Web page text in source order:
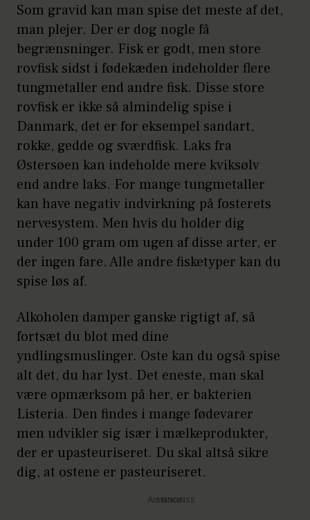
Som gravid kan man spise det meste af det,
man plejer. Der er dog nogle få
begrænsninger. Fisk er godt, men store
rovfisk sidst i fødekæden indeholder flere
tungmetaller end andre fisk. Disse store
rovfisk er ikke så almindelig spise i
Danmark, det er for eksempel sandart,
rokke, gedde og sværdfisk. Laks fra
Østersøen kan indeholde mere kviksølv
end andre laks. For mange tungmetaller
kan have negativ indvirkning på fosterets
nervesystem. Men hvis du holder dig
under 100 gram om ugen af disse arter, er
der ingen fare. Alle andre fisketyper kan du
spise løs af.
Alkoholen damper ganske rigtigt af, så
fortsæt du blot med dine
yndlingsmuslinger. Oste kan du også spise
alt det, du har lyst. Det eneste, man skal
være opmærksom på her, er bakterien
Listeria. Den findes i mange fødevarer
men udvikler sig især i mælkeprodukter,
der er upasteuriseret. Du skal altså sikre
dig, at ostene er pasteuriseret.
Annonce